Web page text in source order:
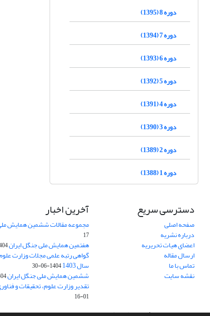
دوره 8 (1395)
دوره 7 (1394)
دوره 6 (1393)
دوره 5 (1392)
دوره 4 (1391)
دوره 3 (1390)
دوره 2 (1389)
دوره 1 (1388)
دسترسی سریع
صفحه اصلی
درباره نشریه
اعضای هیات تحریریه
ارسال مقاله
تماس با ما
نقشه سایت
آخرین اخبار
مجموعه مقالات ششمین همایش
17
هفتمین همایش ملی جنگل ایران15
گواهی رتبه علمی مجلات وزارت
سال 1403 1404-06-30
ششمین همایش ملی جنگل ایران31
تقدیر وزارت علوم، تحقیقات و
01-16